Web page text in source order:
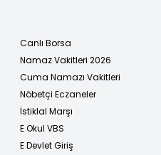
Canlı Borsa
Namaz Vakitleri 2026
Cuma Namazı Vakitleri
Nöbetçi Eczaneler
İstiklal Marşı
E Okul VBS
E Devlet Giriş